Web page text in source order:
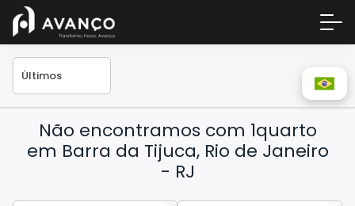
Não encontramos com 1quarto
em Barra da Tijuca, Rio de Janeiro
- RJ